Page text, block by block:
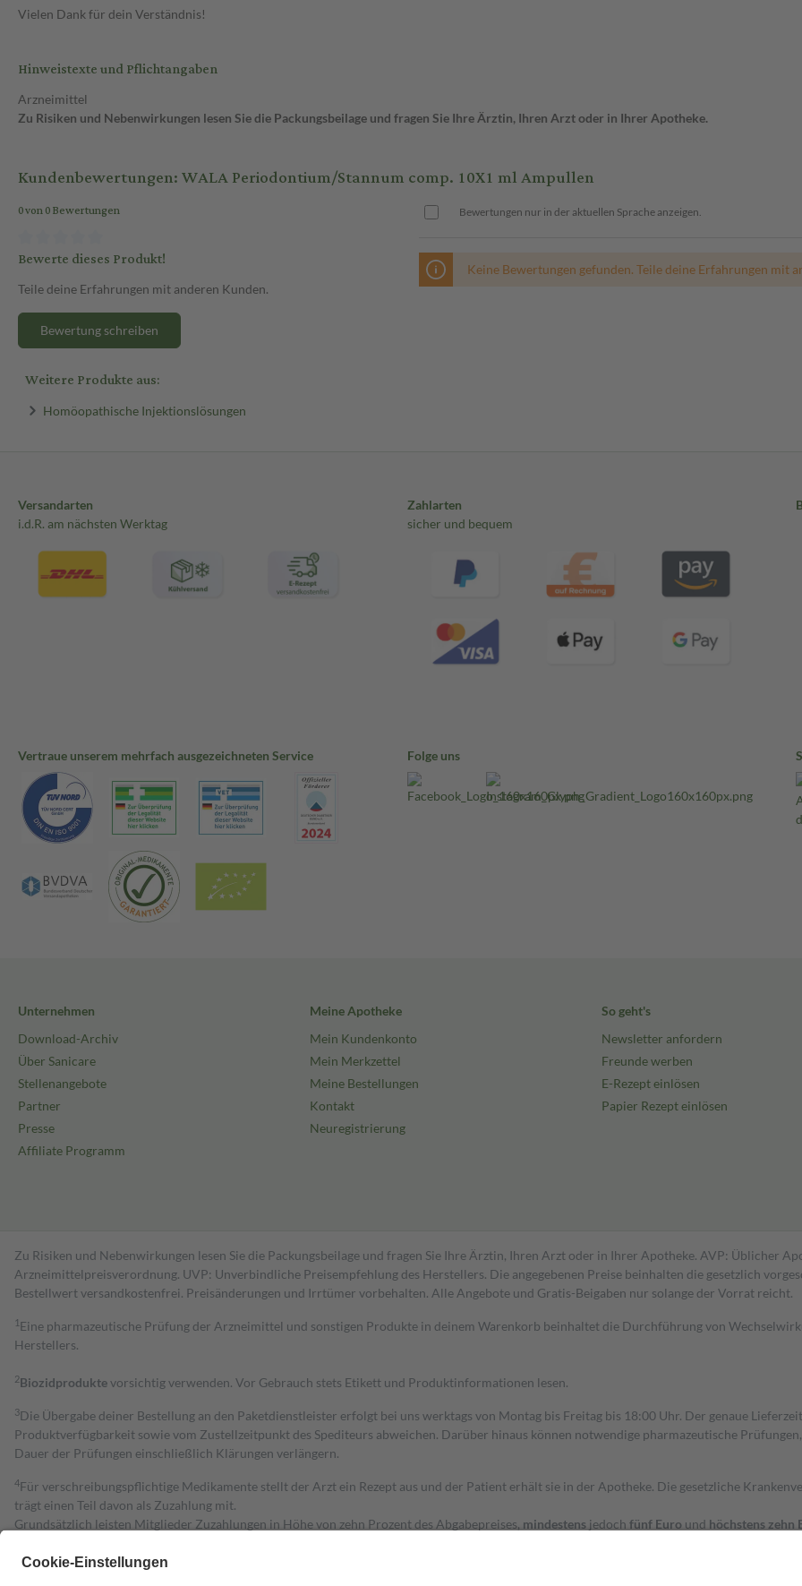
Vielen Dank für dein Verständnis!
Hinweistexte und Pflichtangaben
Arzneimittel
Zu Risiken und Nebenwirkungen lesen Sie die Packungsbeilage und fragen Sie Ihre Ärztin, Ihren Arzt oder in Ihrer Apotheke.
Kundenbewertungen: WALA Periodontium/Stannum comp. 10X1 ml Ampullen
0 von 0 Bewertungen
Bewerte dieses Produkt!
Teile deine Erfahrungen mit anderen Kunden.
Bewertung schreiben
Bewertungen nur in der aktuellen Sprache anzeigen.
Keine Bewertungen gefunden. Teile deine Erfahrungen mit
Weitere Produkte aus:
Homöopathische Injektionslösungen
Versandarten
i.d.R. am nächsten Werktag
Zahlarten
sicher und bequem
Vertraue unserem mehrfach ausgezeichneten Service Folge uns
Unternehmen
Download-Archiv
Über Sanicare
Stellenangebote
Partner
Presse
Affiliate Programm
Meine Apotheke
Mein Kundenkonto
Mein Merkzettel
Meine Bestellungen
Kontakt
Neuregistrierung
So geht's
Newsletter anfordern
Freunde werben
E-Rezept einlösen
Papier Rezept einlösen
Zu Risiken und Nebenwirkungen lesen Sie die Packungsbeilage und fragen Sie Ihre Ärztin, Ihren Arzt oder in Ihrer Apotheke. AVP: Üblicher
Arzneimittelpreisverordnung. UVP: Unverbindliche Preisempfehlung des Herstellers. Die angegebenen Preise beinhalten die gesetzlich
Bestell­wert versand­kosten­frei. Preisänderungen und Irrtümer vorbehalten. Alle Angebote und Gratis-Beigaben nur solange der Vorrat reicht.
1 Eine pharmazeutische Prüfung der Arzneimittel und sonstigen Produkte in deinem Warenkorb beinhaltet die Durchführung von
Herstellers.
2Biozidproduktevorsichtig verwenden. Vor Gebrauch stets Etikett und Produktinformationen lesen.
3Die Übergabe deiner Bestellung an den Paketdienstleister erfolgt bei uns werktags von Montag bis Freitag bis 18:00 Uhr. Der genaue
Produktverfügbarkeit sowie vom Zustellzeitpunkt des Spediteurs abweichen. Darüber hinaus können notwendige pharmazeutische
Dauer der Prüfungen einschließlich Klärungen verlängern.
4Für verschreibungspflichtige Medikamente stellt der Arzt ein Rezept aus und der Patient erhält sie in der Apotheke. Die gesetzliche
trägt einen Teil davon als Zuzahlung mit.
Grundsätzlich leisten Mitglieder Zuzahlungen in Höhe von zehn Prozent des Abgabepreises, mindestens jedoch fünf Euro und höchstens zehn
Diese Regeln gelten grundsätzlich auch für Online-Apotheken.